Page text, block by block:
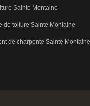
Sainte Montaine
de toiture Sainte Montaine
de charpente Sainte Montaine